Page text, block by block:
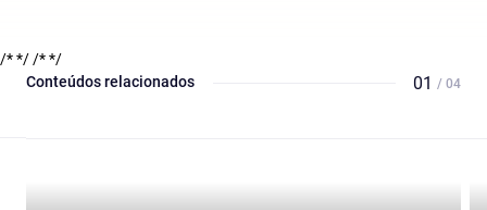
/* *//* */
Conteúdos relacionados
01 / 04